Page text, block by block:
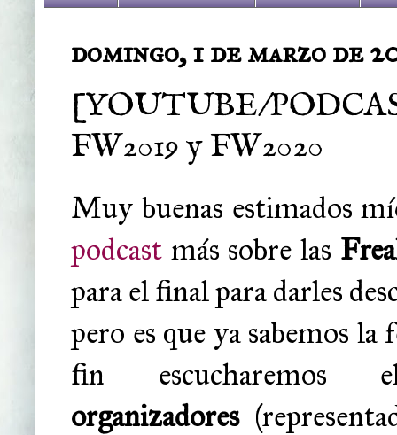
domingo, 1 de marzo de
[YOUTUBE/
FW2019 y FW2020
Muy buenas estimados
podcast más sobre las
para el final para darles
pero es que ya sabemos la
fin
organizadores